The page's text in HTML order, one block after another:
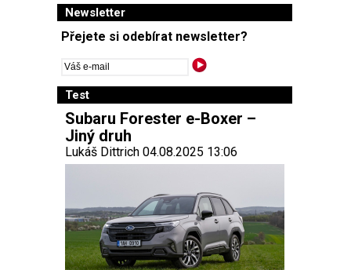
Newsletter
Přejete si odebírat newsletter?
Test
Subaru Forester e-Boxer –
Jiný druh
Lukáš Dittrich 04.08.2025 13:06